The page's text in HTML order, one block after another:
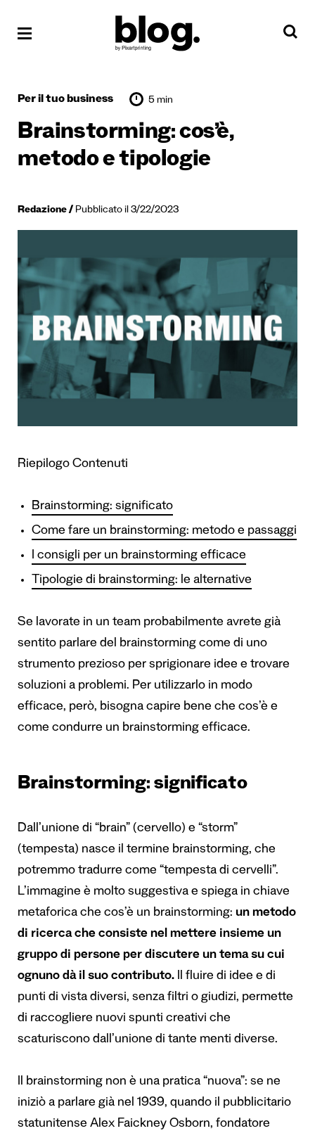
Per il tuo business 5 min
Brainstorming: cos’è,
metodo e tipologie
Redazione Pubblicato il 3/22/2023
Riepilogo Contenuti
Brainstorming: significato
Come fare un brainstorming: metodo e passaggi
I consigli per un brainstorming efficace
Tipologie di brainstorming: le alternative
Se lavorate in un team probabilmente avrete già
sentito parlare del brainstorming come di uno
strumento prezioso per sprigionare idee e trovare
soluzioni a problemi. Per utilizzarlo in modo
efficace, però, bisogna capire bene che cos’è e
come condurre un brainstorming efficace.
Brainstorming: significato
Dall’unione di “brain” (cervello) e “storm”
(tempesta) nasce il termine brainstorming, che
potremmo tradurre come “tempesta di cervelli”.
L’immagine è molto suggestiva e spiega in chiave
metaforica che cos’è un brainstorming: un metodo
di ricerca che consiste nel mettere insieme un
gruppo di persone per discutere un tema su cui
ognuno dà il suo contributo. Il fluire di idee e di
punti di vista diversi, senza filtri o giudizi, permette
di raccogliere nuovi spunti creativi che
scaturiscono dall’unione di tante menti diverse.
Il brainstorming non è una pratica “nuova”: se ne
iniziò a parlare già nel 1939, quando il pubblicitario
statunitense Alex Faickney Osborn, fondatore